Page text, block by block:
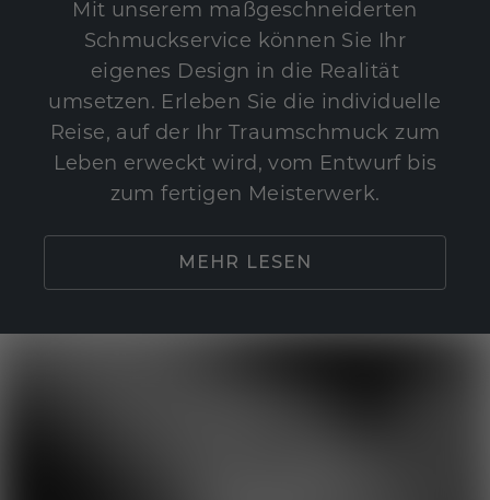
Mit unserem maßgeschneiderten
Schmuckservice können Sie Ihr
eigenes Design in die Realität
umsetzen. Erleben Sie die individuelle
Reise, auf der Ihr Traumschmuck zum
Leben erweckt wird, vom Entwurf bis
zum fertigen Meisterwerk.
MEHR LESEN